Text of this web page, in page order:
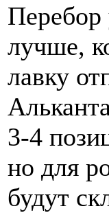
Перебор
лучше,
лавку
3-4
но для
будут